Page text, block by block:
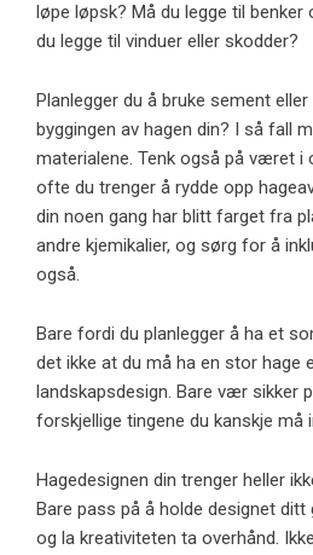
løpe løpsk? Må du legge til
du legge til vinduer eller skodder?
Planlegger du å bruke sement
byggingen av hagen din? I så fall
materialene. Tenk også på været i
ofte du trenger å rydde opp
din noen gang har blitt farget fra
andre kjemikalier, og sørg for å
også.
Bare fordi du planlegger å ha et
det ikke at du må ha en stor hage
landskapsdesign. Bare vær sikker
forskjellige tingene du kanskje må
Hagedesignen din trenger heller
Bare pass på å holde designet
og la kreativiteten ta overhånd.